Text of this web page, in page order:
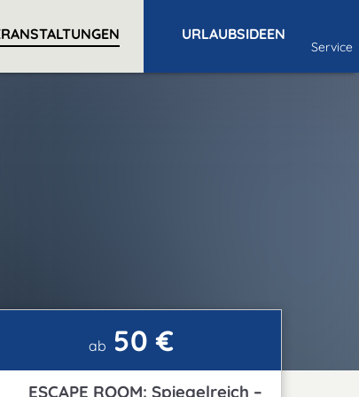
URLAUBSIDEEN
Service
ab 50 €
ESCAPE ROOM: Spiegelreich –